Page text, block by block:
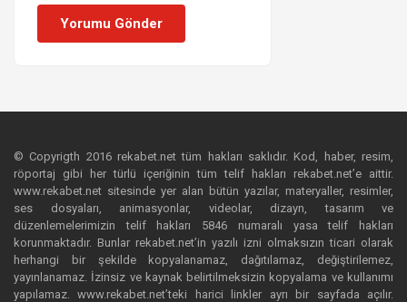
Yorumu Gönder
© Copyrigth 2016 rekabet.net tüm hakları saklıdır. Kod, haber, resim,
röportaj gibi her türlü içeriğinin tüm telif hakları rekabet.net’e aittir.
www.rekabet.net sitesinde yer alan bütün yazılar, materyaller, resimler,
ses dosyaları, animasyonlar, videolar, dizayn, tasarım ve
düzenlemelerimizin telif hakları 5846 numaralı yasa telif hakları
korunmaktadır. Bunlar rekabet.net’in yazılı izni olmaksızın ticari olarak
herhangi bir şekilde kopyalanamaz, dağıtılamaz, değiştirilemez,
yayınlanamaz. İzinsiz ve kaynak belirtilmeksizin kopyalama ve kullanımı
yapılamaz. www.rekabet.net’teki harici linkler ayrı bir sayfada açılır.